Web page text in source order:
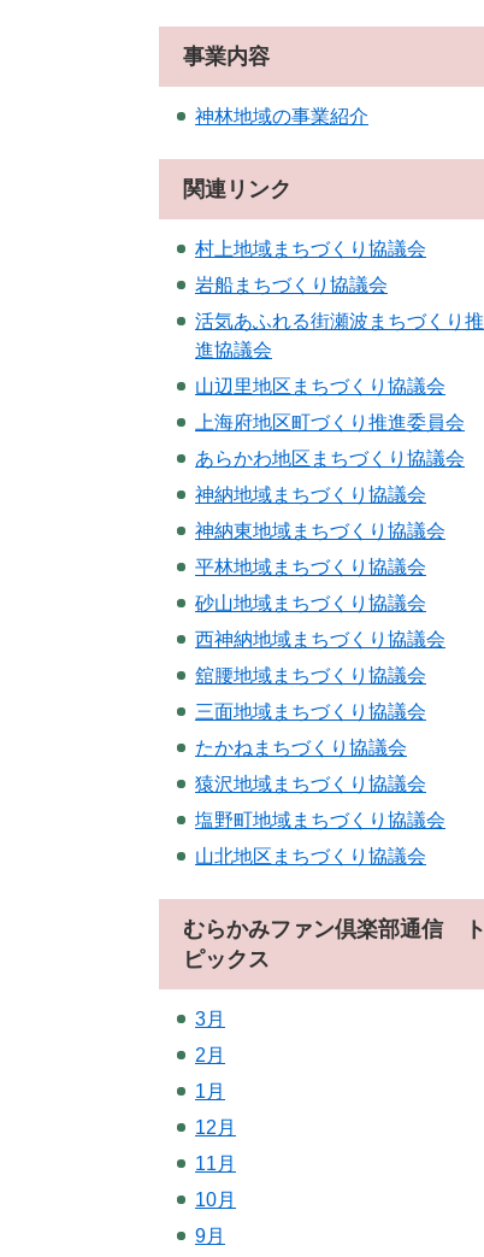
事業内容
神林地域の事業紹介
関連リンク
村上地域まちづくり協議会
岩船まちづくり協議会
活気あふれる街瀬波まちづくり推
進協議会
山辺里地区まちづくり協議会
上海府地区町づくり推進委員会
あらかわ地区まちづくり協議会
神納地域まちづくり協議会
神納東地域まちづくり協議会
平林地域まちづくり協議会
砂山地域まちづくり協議会
西神納地域まちづくり協議会
舘腰地域まちづくり協議会
三面地域まちづくり協議会
たかねまちづくり協議会
猿沢地域まちづくり協議会
塩野町地域まちづくり協議会
山北地区まちづくり協議会
むらかみファン倶楽部通信 ト
ピックス
3月
2月
1月
12月
11月
10月
9月